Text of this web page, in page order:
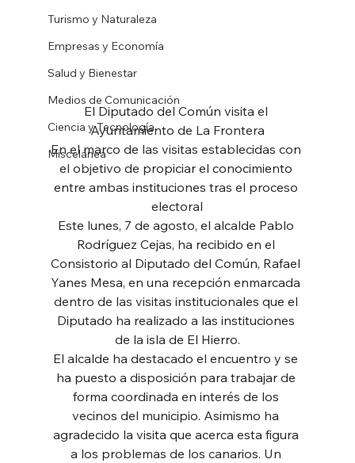
Turismo y Naturaleza
Empresas y Economía
Salud y Bienestar
Medios de Comunicación
Ciencia y Tecnología
Miscelánea
El Diputado del Común visita el
Ayuntamiento de La Frontera
En el marco de las visitas establecidas con
el objetivo de propiciar el conocimiento
entre ambas instituciones tras el proceso
electoral
Este lunes, 7 de agosto, el alcalde Pablo
Rodríguez Cejas, ha recibido en el
Consistorio al Diputado del Común, Rafael
Yanes Mesa, en una recepción enmarcada
dentro de las visitas institucionales que el
Diputado ha realizado a las instituciones
de la isla de El Hierro.
El alcalde ha destacado el encuentro y se
ha puesto a disposición para trabajar de
forma coordinada en interés de los
vecinos del municipio. Asimismo ha
agradecido la visita que acerca esta figura
a los problemas de los canarios. Un